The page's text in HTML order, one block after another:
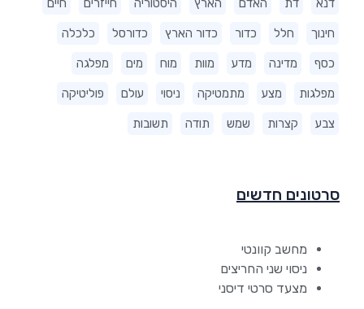
דנא דת האדם הארץ היסטוריה חייזרים חיים
חינוך חלל כדור כדור הארץ כדורסל כלכלה
כסף מדינה מדע מוות מוח מים מפלגה
מפלגות מצע מתמטיקה ניסוי עולם פוליטיקה
צבע קצרות שמש תודה תשובות
סרטונים חדשים
מחשב קוונטי
ניסוי שני החריצים
מצעד סרטי דיסני